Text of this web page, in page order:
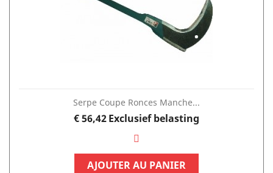
Serpe Coupe Ronces Manche...
Prijs
€ 56,42Exclusief belasting
AJOUTER AU PANIER